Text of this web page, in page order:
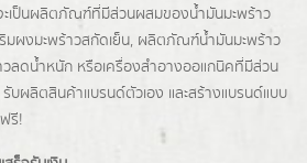
ะเป็นผลิตภัณฑ์ที่มีส่วนผสมของน้ำมันมะพร้าว
ริมผงมะพร้าวสกัดเย็น, ผลิตภัณฑ์น้ำมันมะพร้าว
วลดน้ำหนัก หรือเครื่องสำอางออแกนิคที่มีส่วน
บผลิตสินค้าแบรนด์ตัวเอง และสร้างแบรนด์แบบ
รี!